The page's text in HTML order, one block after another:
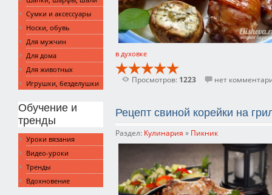
Сумки и аксессуары
Носки, обувь
Для мужчин
Для дома
Для животных
Игрушки, безделушки
Обучение и
тренды
Уроки вязания
Видео-уроки
Тренды
Вдохновение
в духовке
Просмотров: 1223 нет
Рецепт свиной корейки на
Раздел: Кулинария » Пикник